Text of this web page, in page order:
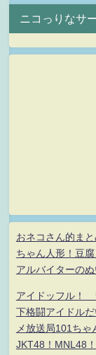
ニコっりなサ
おネコさん的ま
ちゃん人形！豆
アルバイターの
アイドッフル！
下格闘アイドル
メ放送局101ち
JKT48！MNL48